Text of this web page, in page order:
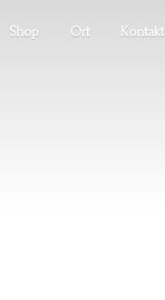
Shop Ort Kontakt